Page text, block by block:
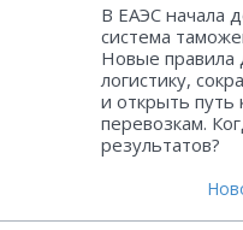
В ЕАЭС начала
система
Новые правила
логистику,
и открыть
перевозкам.
результатов?